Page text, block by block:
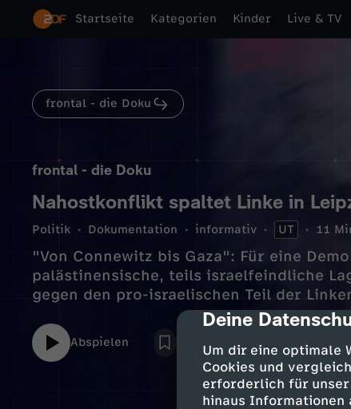
cmp-dialog-
Deine
Um dir eine optimale
Cookies und
erforderlich für unser
hinaus Informationen
Startseite Kategorien Kinder Live & TV
frontal - die Doku
frontal - die Doku
Nahostkonflikt spaltet Linke in
Politik Dokumentation informativ UT 11
"Von Connewitz bis Gaza": Für eine
palästinensische, teils israelfeindliche
gegen den pro-israelischen Teil der
Abspielen